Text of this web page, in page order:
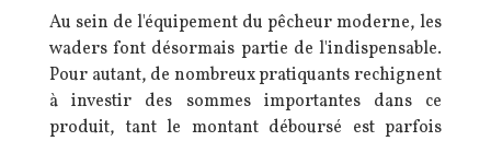
Au sein de l'équipement du pêcheur moderne, les
waders font désormais partie de l'indispensable.
Pour autant, de nombreux pratiquants rechignent
à investir des sommes importantes dans ce
produit, tant le montant déboursé est parfois